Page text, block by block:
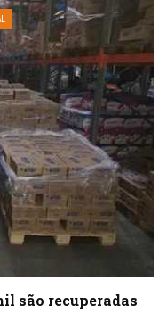
são recuperadas